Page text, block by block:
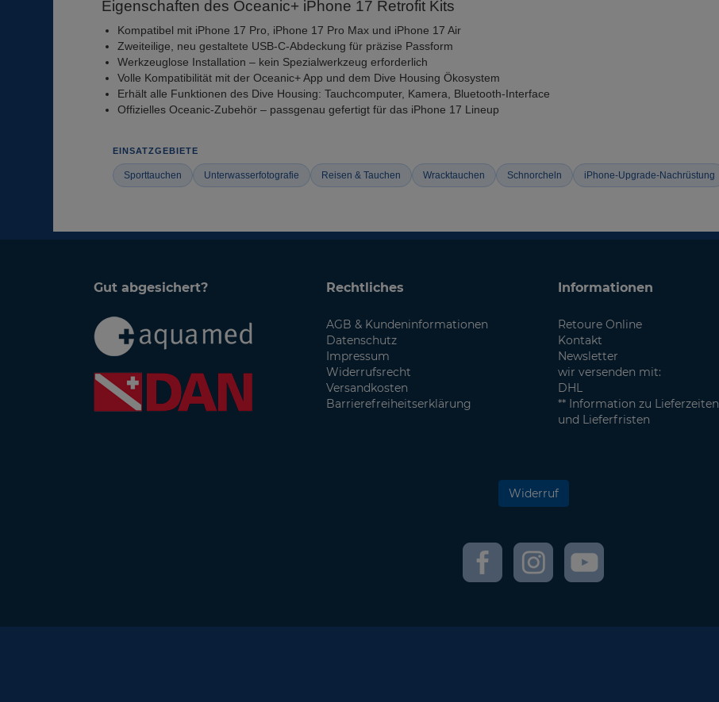
Eigenschaften des Oceanic+ iPhone 17 Retrofit Kits
Kompatibel mit iPhone 17 Pro, iPhone 17 Pro Max und iPhone 17 Air
Zweiteilige, neu gestaltete USB-C-Abdeckung für präzise Passform
Werkzeuglose Installation – kein Spezialwerkzeug erforderlich
Volle Kompatibilität mit der Oceanic+ App und dem Dive Housing Ökosystem
Erhält alle Funktionen des Dive Housing: Tauchcomputer, Kamera, Bluetooth-Interface
Offizielles Oceanic-Zubehör – passgenau gefertigt für das iPhone 17 Lineup
EINSATZGEBIETE
Sporttauchen Unterwasserfotografie Reisen & Tauchen Wracktauchen Schnorcheln iPhone-Upgrade-Nachrüstung
Gut abgesichert? Rechtliches
AGB & Kundeninformationen
Datenschutz
Impressum
Widerrufsrecht
Versandkosten
Barrierefreiheitserklärung
Informationen
Retoure Online
Kontakt
Newsletter
wir versenden mit:
DHL
** Information zu Lieferzeiten
und Lieferfristen
Widerruf